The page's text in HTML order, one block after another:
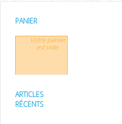
PANIER
Votre panier
est vide.
ARTICLES
RÉCENTS